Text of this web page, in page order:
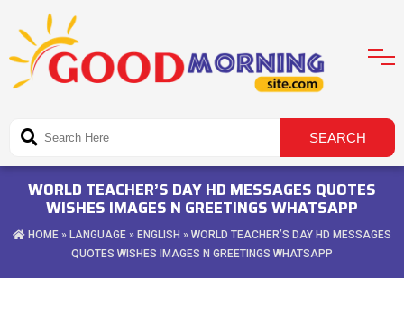
WORLD TEACHER’S DAY HD MESSAGES QUOTES
WISHES IMAGES N GREETINGS WHATSAPP
HOME » LANGUAGE » ENGLISH » WORLD TEACHER’S DAY HD MESSAGES
QUOTES WISHES IMAGES N GREETINGS WHATSAPP